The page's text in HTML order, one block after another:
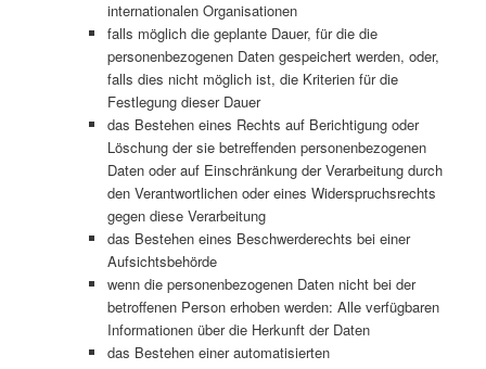
internationalen Organisationen
falls möglich die geplante Dauer, für die die
personenbezogenen Daten gespeichert werden, oder,
falls dies nicht möglich ist, die Kriterien für die
Festlegung dieser Dauer
das Bestehen eines Rechts auf Berichtigung oder
Löschung der sie betreffenden personenbezogenen
Daten oder auf Einschränkung der Verarbeitung durch
den Verantwortlichen oder eines Widerspruchsrechts
gegen diese Verarbeitung
das Bestehen eines Beschwerderechts bei einer
Aufsichtsbehörde
wenn die personenbezogenen Daten nicht bei der
betroffenen Person erhoben werden: Alle verfügbaren
Informationen über die Herkunft der Daten
das Bestehen einer automatisierten